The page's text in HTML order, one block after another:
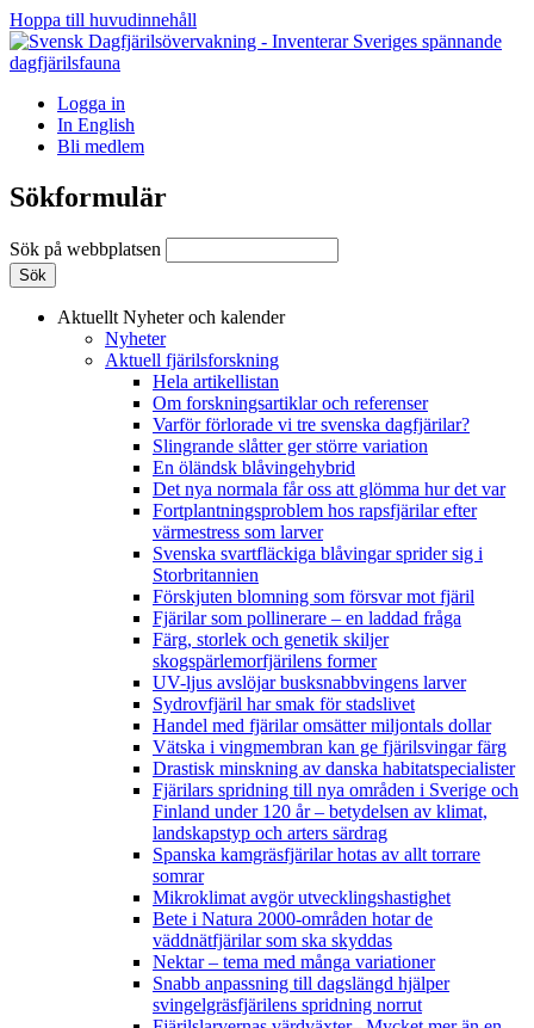
Hoppa till huvudinnehåll
Logga in
In English
Bli medlem
Sökformulär
Sök på webbplatsen
Aktuellt Nyheter och kalender
Nyheter
Aktuell fjärilsforskning
Hela artikellistan
Om forskningsartiklar och referenser
Varför förlorade vi tre svenska dagfjärilar?
Slingrande slåtter ger större variation
En öländsk blåvingehybrid
Det nya normala får oss att glömma hur det var
Fortplantningsproblem hos rapsfjärilar efter
värmestress som larver
Svenska svartfläckiga blåvingar sprider sig i
Storbritannien
Förskjuten blomning som försvar mot fjäril
Fjärilar som pollinerare – en laddad fråga
Färg, storlek och genetik skiljer
skogspärlemorfjärilens former
UV-ljus avslöjar busksnabbvingens larver
Sydrovfjäril har smak för stadslivet
Handel med fjärilar omsätter miljontals dollar
Vätska i vingmembran kan ge fjärilsvingar färg
Drastisk minskning av danska habitatspecialister
Fjärilars spridning till nya områden i Sverige och
Finland under 120 år– betydelsen av klimat,
landskapstyp och arters särdrag
Spanska kamgräsfjärilar hotas av allt torrare
somrar
Mikroklimat avgör utvecklingshastighet
Bete i Natura 2000-områden hotar de
väddnätfjärilar som ska skyddas
Nektar – tema med många variationer
Snabb anpassning till dagslängd hjälper
svingelgräsfjärilens spridning norrut